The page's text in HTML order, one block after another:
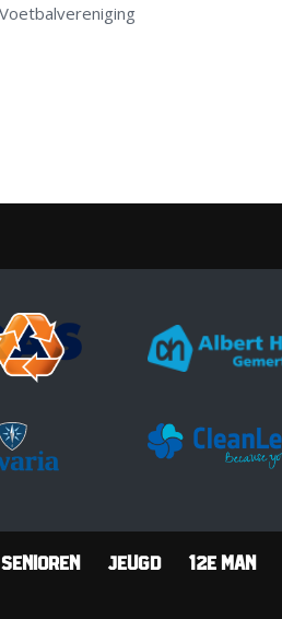
Senioren Jeugd 12e man